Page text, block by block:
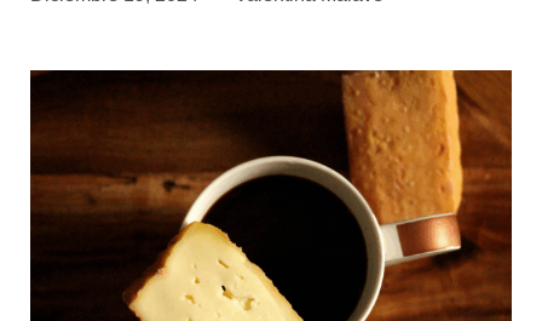
enseñarnos
BOLSA DE TRABAJO
¡te imaginas vivir de tu pasión
CONTACTO